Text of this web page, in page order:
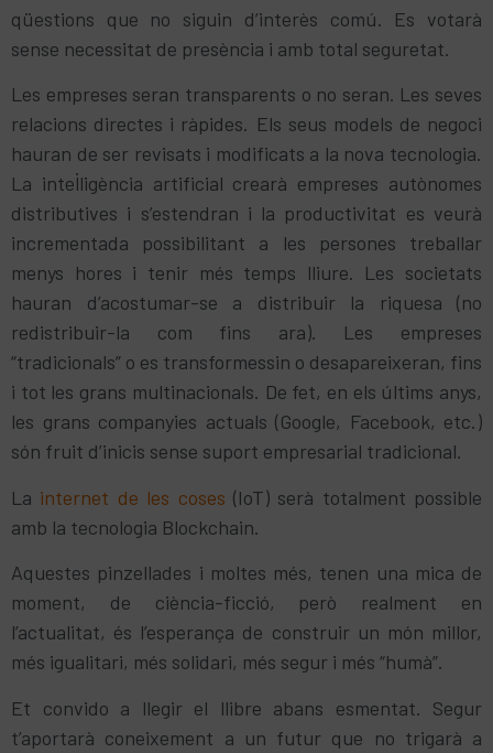
qüestions que no siguin d’interès comú. Es votarà
sense necessitat de presència i amb total seguretat.
Les empreses seran transparents o no seran. Les seves
relacions directes i ràpides. Els seus models de negoci
hauran de ser revisats i modificats a la nova tecnologia.
La intel·ligència artificial crearà empreses autònomes
distributives i s’estendran i la productivitat es veurà
incrementada possibilitant a les persones treballar
menys hores i tenir més temps lliure. Les societats
hauran d’acostumar-se a distribuir la riquesa (no
redistribuir-la com fins ara). Les empreses
“tradicionals” o es transformessin o desapareixeran, fins
i tot les grans multinacionals. De fet, en els últims anys,
les grans companyies actuals (Google, Facebook, etc.)
són fruit d’inicis sense suport empresarial tradicional.
La internet de les coses (IoT) serà totalment possible
amb la tecnologia Blockchain.
Aquestes pinzellades i moltes més, tenen una mica de
moment, de ciència-ficció, però realment en
l’actualitat, és l’esperança de construir un món millor,
més igualitari, més solidari, més segur i més “humà”.
Et convido a llegir el llibre abans esmentat. Segur
t’aportarà coneixement a un futur que no trigarà a